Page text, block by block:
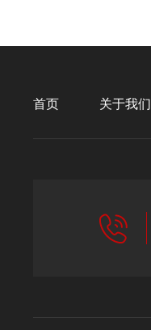
首页 关于我们